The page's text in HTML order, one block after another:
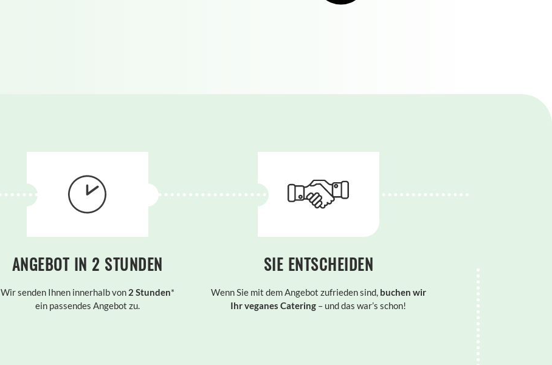
ANGEBOT IN 2 STUNDEN
Wir senden Ihnen innerhalb von 2 Stunden*
ein passendes Angebot zu.
SIE ENTSCHEIDEN
Wenn Sie mit dem Angebot zufrieden sind, buchen wir
Ihr veganes Catering – und das war’s schon!